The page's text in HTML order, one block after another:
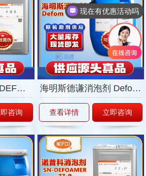
诺普科消泡剂SN-DEFOAMER485
咨询
海明斯德谦消泡剂 Defom W-082
查看详情 立即咨询
可以介绍下你们的产品么